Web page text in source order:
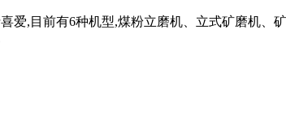
爱,目前有6种机型,煤粉立磨机、立式矿磨机